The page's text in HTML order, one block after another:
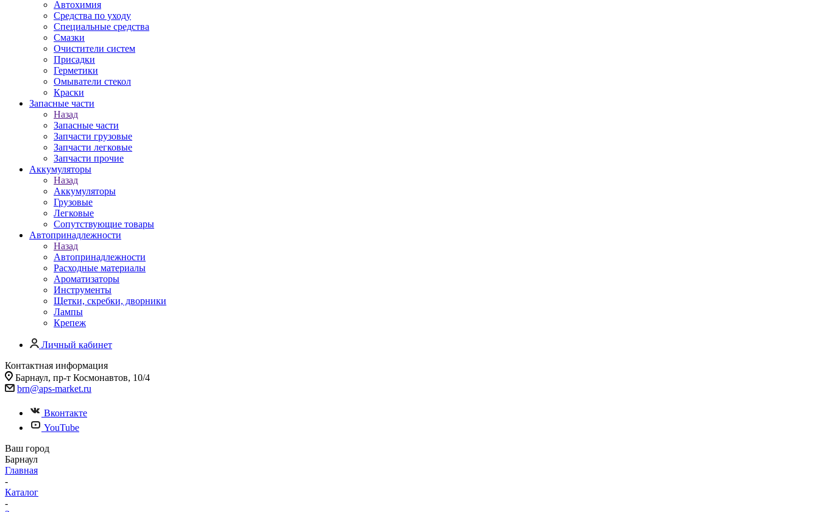
Автохимия
Средства по уходу
Специальные средства
Смазки
Очистители систем
Присадки
Герметики
Омыватели стекол
Краски
Запасные части
Назад
Запасные части
Запчасти грузовые
Запчасти легковые
Запчасти прочие
Аккумуляторы
Назад
Аккумуляторы
Грузовые
Легковые
Сопутствующие товары
Автопринадлежности
Назад
Автопринадлежности
Расходные материалы
Ароматизаторы
Инструменты
Щетки, скребки, дворники
Лампы
Крепеж
Личный кабинет
Контактная информация
Барнаул, пр-т Космонавтов, 10/4
brn@aps-market.ru
Вконтакте
YouTube
Ваш город
Барнаул
Главная
-
Каталог
-